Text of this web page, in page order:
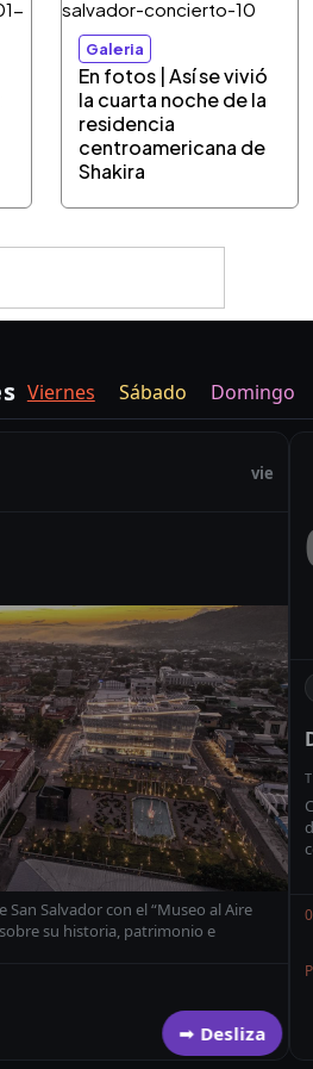
Galeria
En fotos | Así se vivió
la cuarta noche de la
residencia
centroamericana de
Shakira